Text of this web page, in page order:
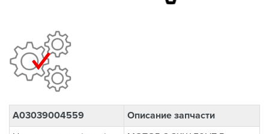
A03039004559
Описание запчасти